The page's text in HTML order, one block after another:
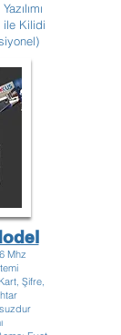
ile Kilidi
Mhz
Şifre,